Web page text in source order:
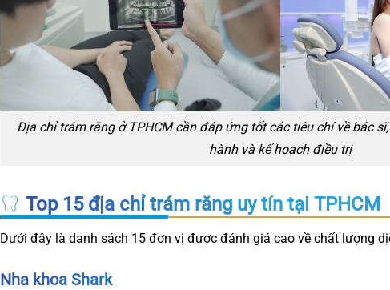
Địa chỉ trám răng ở TPHCM cần đáp ứng tốt các tiêu chí về bác
hành và kế hoạch điều trị
Top 15 địa chỉ trám răng uy tín tại TPHCM
Dưới đây là danh sách 15 đơn vị được đánh giá cao về chất lượng
Nha khoa Shark